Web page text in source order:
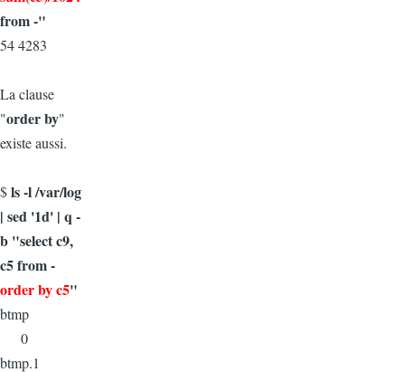
from -"
54 4283
La clause
"order by"
existe aussi.
$ls -l /var/log
| sed '1d' | q -
b "select c9,
c5 from -
order by c5"
btmp
0
btmp.1